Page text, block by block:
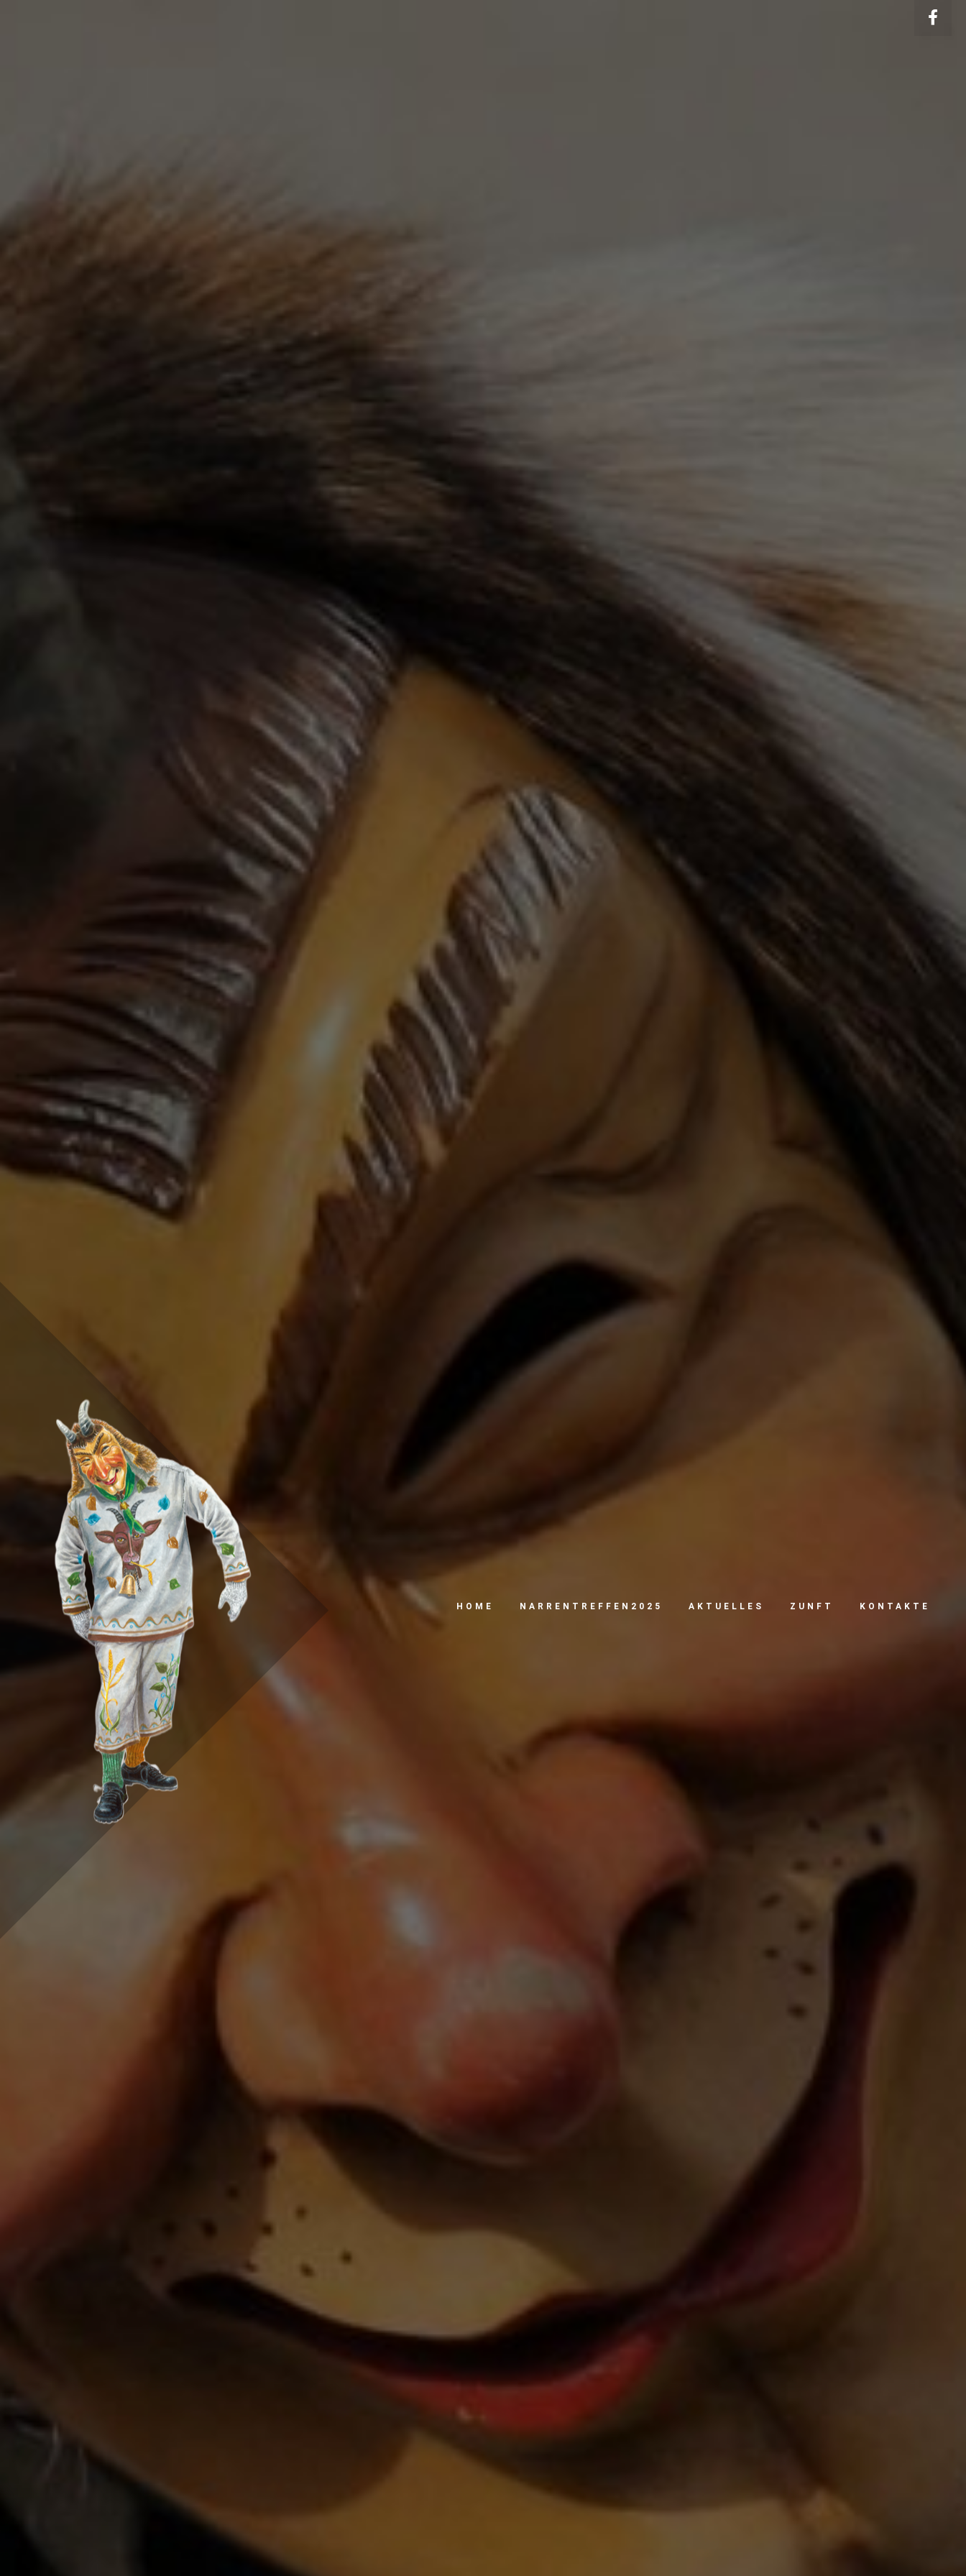
HOME NARRENTREFFEN2025 AKTUELLES ZUNFT KONTAKTE